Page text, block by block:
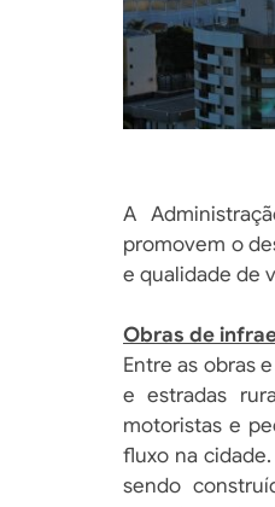
A
promovem o
e qualidade de
Obras de
Entre as obras
e estradas
motoristas e
fluxo na
sendo